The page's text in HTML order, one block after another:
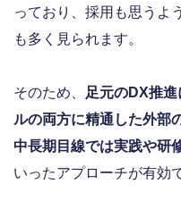
っており、採用も思うよ
も多く見られます。
そのため、
足元のDX推
ルの両方に精通した外部
中長期目線では実践や研
いったアプローチが有効